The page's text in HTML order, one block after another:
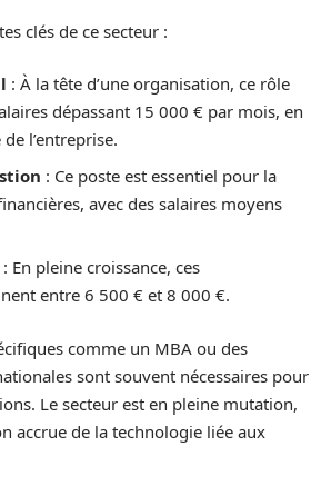
clés de ce secteur :
: À la tête d’une organisation, ce rôle
dépassant 15 000 € par mois, en
l’entreprise.
: Ce poste est essentiel pour la
avec des salaires moyens
: En pleine croissance, ces
entre 6 500 € et 8 000 €.
comme un MBA ou des
sont souvent nécessaires pour
Le secteur est en pleine mutation,
accrue de la technologie liée aux